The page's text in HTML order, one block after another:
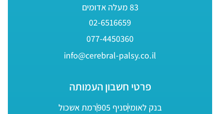
83 מעלה אדומים
02-6516659
077-4450360
info@cerebral-palsy.co.il
פרטי חשבון העמותה
בנק לאומיסניף 905
רמת אשכול